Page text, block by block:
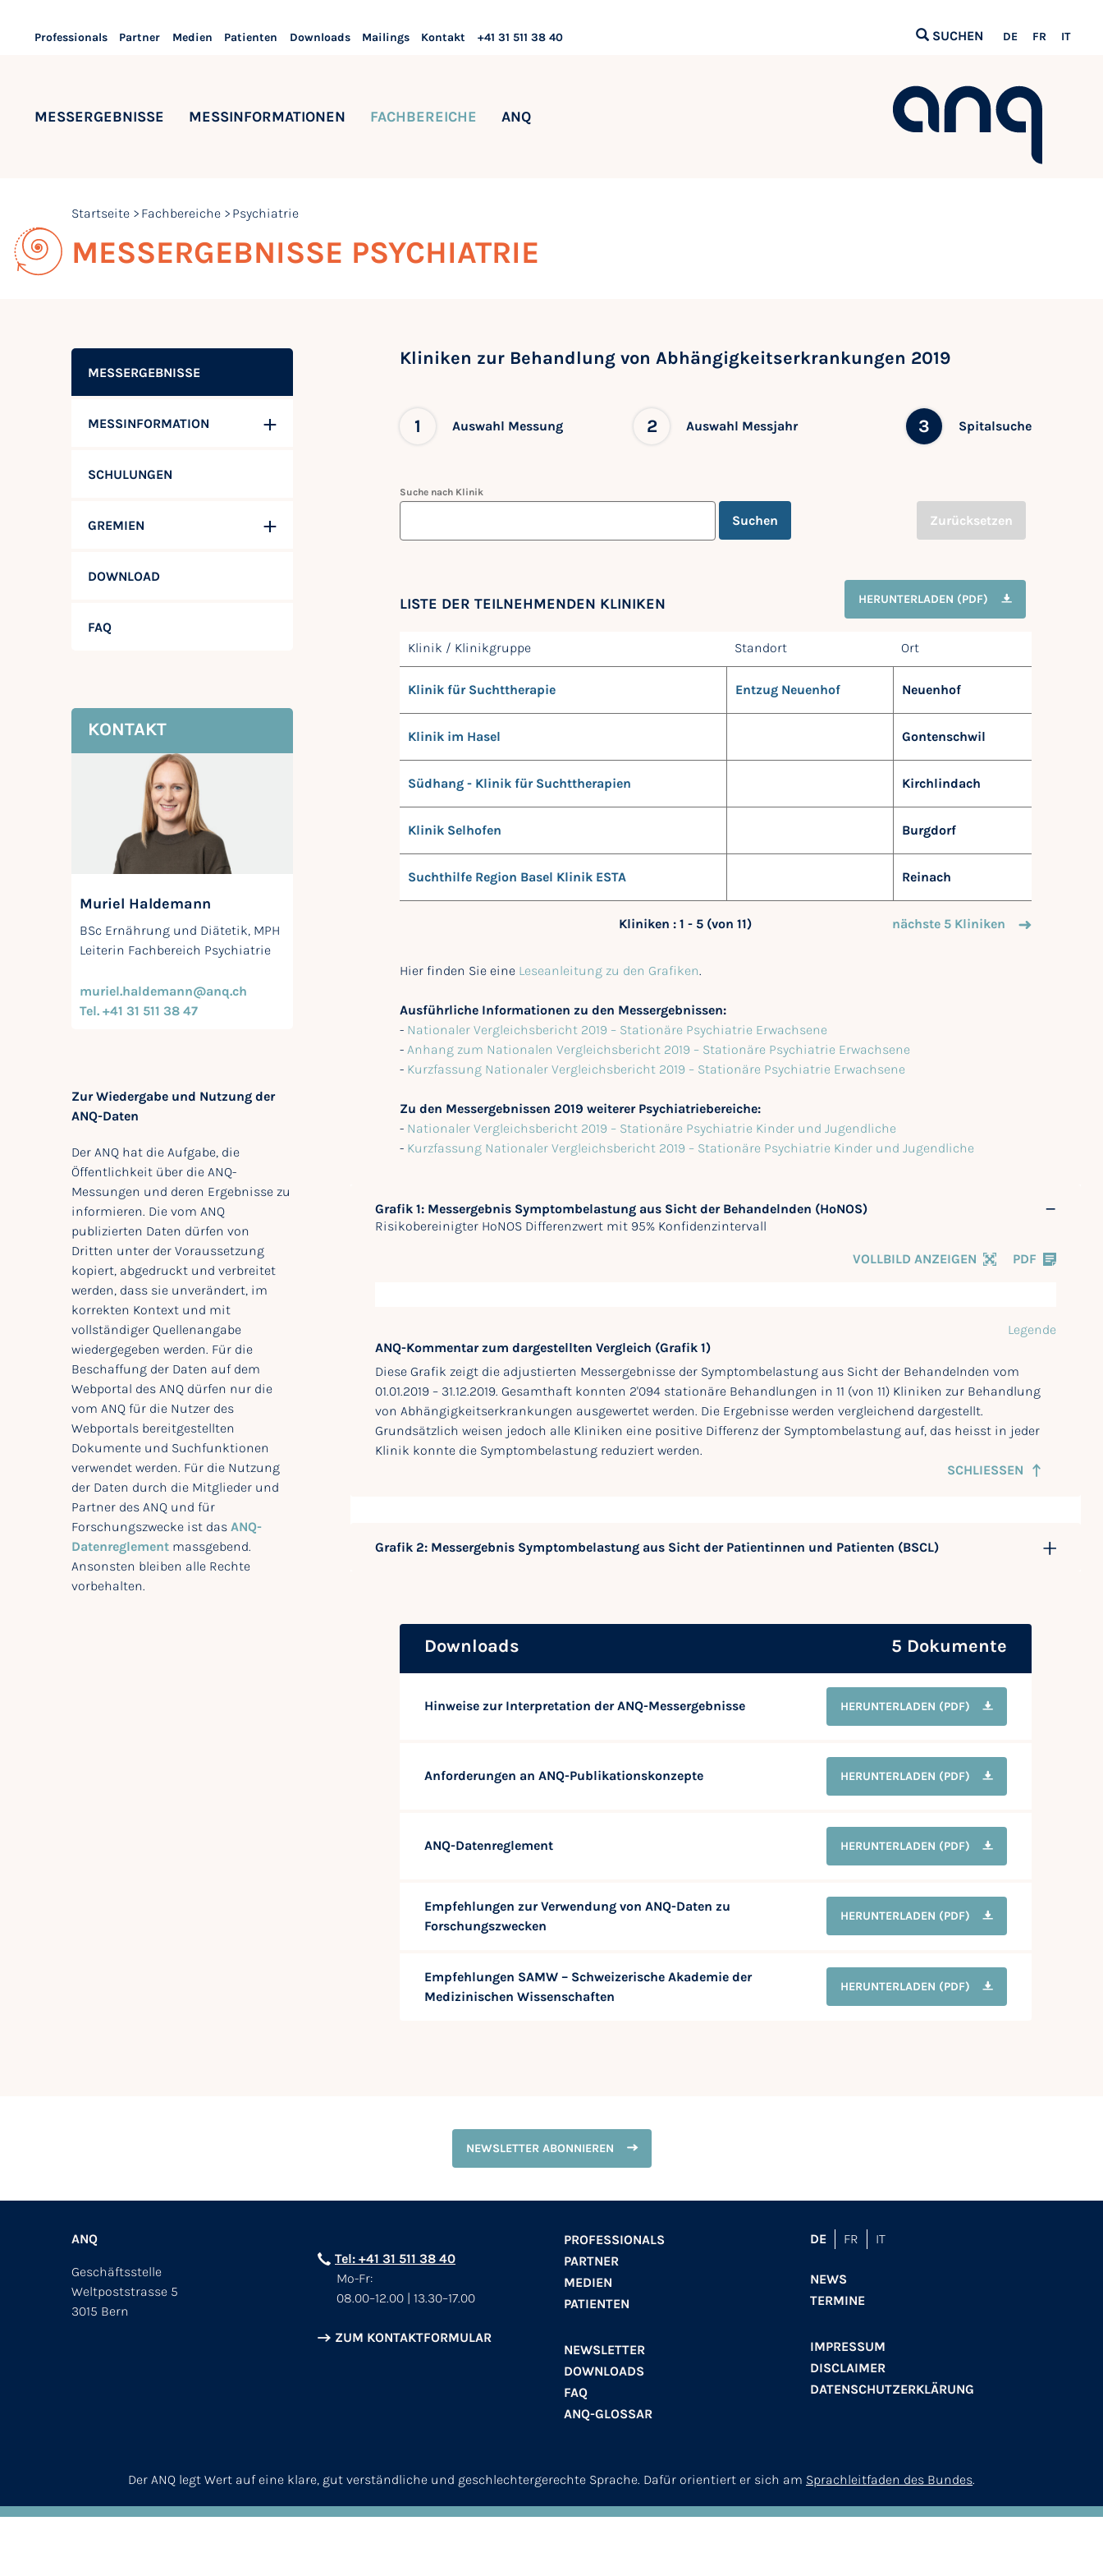
Professionals Partner Medien Patienten Downloads Mailings Kontakt +41 31 511 38 40 SUCHEN DE FR IT
MESSERGEBNISSE MESSINFORMATIONEN FACHBEREICHE ANQ
Startseite Fachbereiche Psychiatrie
MESSERGEBNISSE PSYCHIATRIE
MESSERGEBNISSE
MESSINFORMATION
SCHULUNGEN
GREMIEN
DOWNLOAD
FAQ
KONTAKT
Muriel Haldemann
BSc Ernährung und Diätetik, MPH
Leiterin Fachbereich Psychiatrie
muriel.haldemann@anq.ch
Tel. +41 31 511 38 47
Zur Wiedergabe und Nutzung der
ANQ-Daten
Der ANQ hat die Aufgabe, die
Öffentlichkeit über die ANQ-
Messungen und deren Ergebnisse zu
informieren. Die vom ANQ
publizierten Daten dürfen von
Dritten unter der Voraussetzung
kopiert, abgedruckt und verbreitet
werden, dass sie unverändert, im
korrekten Kontext und mit
vollständiger Quellenangabe
wiedergegeben werden. Für die
Beschaffung der Daten auf dem
Webportal des ANQ dürfen nur die
vom ANQ für die Nutzer des
Webportals bereitgestellten
Dokumente und Suchfunktionen
verwendet werden. Für die Nutzung
der Daten durch die Mitglieder und
Partner des ANQ und für
Forschungszwecke ist das ANQ-
Datenreglement massgebend.
Ansonsten bleiben alle Rechte
vorbehalten.
Kliniken zur Behandlung von Abhängigkeitserkrankungen 2019
1 Auswahl Messung 2 Auswahl Messjahr 3 Spitalsuche
Suche nach Klinik
Suchen Zurücksetzen
LISTE DER TEILNEHMENDEN KLINIKEN HERUNTERLADEN (PDF)
Klinik / Klinikgruppe Standort Ort
Klinik für Suchttherapie Entzug Neuenhof Neuenhof
Klinik im Hasel Gontenschwil
Südhang - Klinik für Suchttherapien Kirchlindach
Klinik Selhofen Burgdorf
Suchthilfe Region Basel Klinik ESTA Reinach
Kliniken : 1 - 5 (von 11) nächste 5 Kliniken
Hier finden Sie eine Leseanleitung zu den Grafiken.
Ausführliche Informationen zu den Messergebnissen:
- Nationaler Vergleichsbericht 2019 – Stationäre Psychiatrie Erwachsene
- Anhang zum Nationalen Vergleichsbericht 2019 – Stationäre Psychiatrie Erwachsene
- Kurzfassung Nationaler Vergleichsbericht 2019 – Stationäre Psychiatrie Erwachsene
Zu den Messergebnissen 2019 weiterer Psychiatriebereiche:
- Nationaler Vergleichsbericht 2019 – Stationäre Psychiatrie Kinder und Jugendliche
- Kurzfassung Nationaler Vergleichsbericht 2019 – Stationäre Psychiatrie Kinder und Jugendliche
Grafik 1: Messergebnis Symptombelastung aus Sicht der Behandelnden (HoNOS)
Risikobereinigter HoNOS Differenzwert mit 95% Konfidenzintervall
VOLLBILD ANZEIGEN PDF
Legende
ANQ-Kommentar zum dargestellten Vergleich (Grafik 1)
Diese Grafik zeigt die adjustierten Messergebnisse der Symptombelastung aus Sicht der Behandelnden vom
01.01.2019 – 31.12.2019. Gesamthaft konnten 2'094 stationäre Behandlungen in 11 (von 11) Kliniken zur Behandlung
von Abhängigkeitserkrankungen ausgewertet werden. Die Ergebnisse werden vergleichend dargestellt.
Grundsätzlich weisen jedoch alle Kliniken eine positive Differenz der Symptombelastung auf, das heisst in jeder
Klinik konnte die Symptombelastung reduziert werden.
SCHLIESSEN
Grafik 2: Messergebnis Symptombelastung aus Sicht der Patientinnen und Patienten (BSCL)
Downloads 5 Dokumente
Hinweise zur Interpretation der ANQ-Messergebnisse HERUNTERLADEN (PDF)
Anforderungen an ANQ-Publikationskonzepte HERUNTERLADEN (PDF)
ANQ-Datenreglement HERUNTERLADEN (PDF)
Empfehlungen zur Verwendung von ANQ-Daten zu
Forschungszwecken
HERUNTERLADEN (PDF)
Empfehlungen SAMW – Schweizerische Akademie der
Medizinischen Wissenschaften
HERUNTERLADEN (PDF)
NEWSLETTER ABONNIEREN
ANQ
Geschäftsstelle
Weltpoststrasse 5
3015 Bern
Tel: +41 31 511 38 40
Mo-Fr:
08.00–12.00 | 13.30–17.00
ZUM KONTAKTFORMULAR
PROFESSIONALS
PARTNER
MEDIEN
PATIENTEN
NEWSLETTER
DOWNLOADS
FAQ
ANQ-GLOSSAR
DE FR IT
NEWS
TERMINE
IMPRESSUM
DISCLAIMER
DATENSCHUTZERKLÄRUNG
Der ANQ legt Wert auf eine klare, gut verständliche und geschlechtergerechte Sprache. Dafür orientiert er sich am Sprachleitfaden des Bundes.